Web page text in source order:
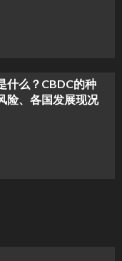
什么？CBDC的种
险、各国发展现况